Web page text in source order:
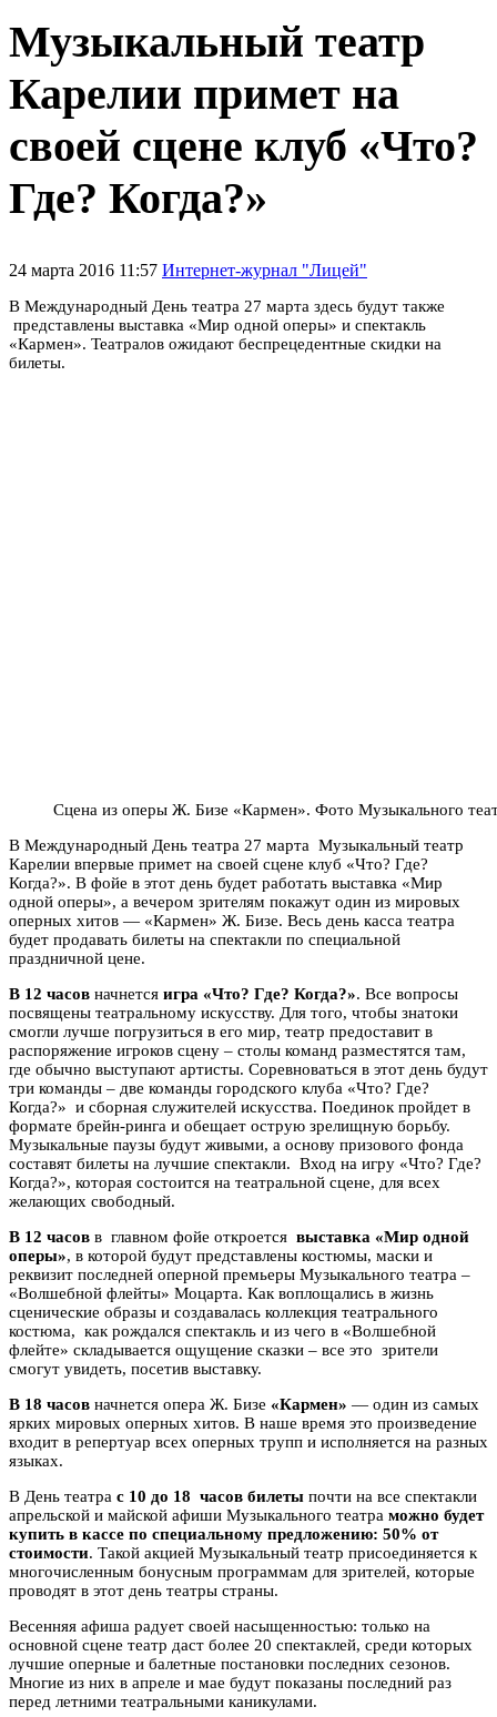
Музыкальный театр
Карелии примет на
своей сцене клуб «Что?
Где? Когда?»
24 марта 2016 11:57 Интернет-журнал "Лицей"
В Международный День театра 27 марта здесь будут также
представлены выставка «Мир одной оперы» и спектакль
«Кармен». Театралов ожидают беспрецедентные скидки на
билеты.
Сцена из оперы Ж. Бизе «Кармен». Фото Музыкального
В Международный День театра 27 марта Музыкальный театр
Карелии впервые примет на своей сцене клуб «Что? Где?
Когда?». В фойе в этот день будет работать выставка «Мир
одной оперы», а вечером зрителям покажут один из мировых
оперных хитов — «Кармен» Ж. Бизе. Весь день касса театра
будет продавать билеты на спектакли по специальной
праздничной цене.
В 12 часов начнется игра «Что? Где? Когда?». Все вопросы
посвящены театральному искусству. Для того, чтобы знатоки
смогли лучше погрузиться в его мир, театр предоставит в
распоряжение игроков сцену – столы команд разместятся там,
где обычно выступают артисты. Соревноваться в этот день будут
три команды – две команды городского клуба «Что? Где?
Когда?» и сборная служителей искусства. Поединок пройдет в
формате брейн-ринга и обещает острую зрелищную борьбу.
Музыкальные паузы будут живыми, а основу призового фонда
составят билеты на лучшие спектакли. Вход на игру «Что? Где?
Когда?», которая состоится на театральной сцене, для всех
желающих свободный.
В 12 часов в главном фойе откроется выставка «Мир одной
оперы», в которой будут представлены костюмы, маски и
реквизит последней оперной премьеры Музыкального театра –
«Волшебной флейты» Моцарта. Как воплощались в жизнь
сценические образы и создавалась коллекция театрального
костюма, как рождался спектакль и из чего в «Волшебной
флейте» складывается ощущение сказки – все это зрители
смогут увидеть, посетив выставку.
В 18 часов начнется опера Ж. Бизе «Кармен» — один из самых
ярких мировых оперных хитов. В наше время это произведение
входит в репертуар всех оперных трупп и исполняется на разных
языках.
В День театра с 10 до 18 часов билеты почти на все спектакли
апрельской и майской афиши Музыкального театра можно будет
купить в кассе по специальному предложению: 50% от
стоимости. Такой акцией Музыкальный театр присоединяется к
многочисленным бонусным программам для зрителей, которые
проводят в этот день театры страны.
Весенняя афиша радует своей насыщенностью: только на
основной сцене театр даст более 20 спектаклей, среди которых
лучшие оперные и балетные постановки последних сезонов.
Многие из них в апреле и мае будут показаны последний раз
перед летними театральными каникулами.